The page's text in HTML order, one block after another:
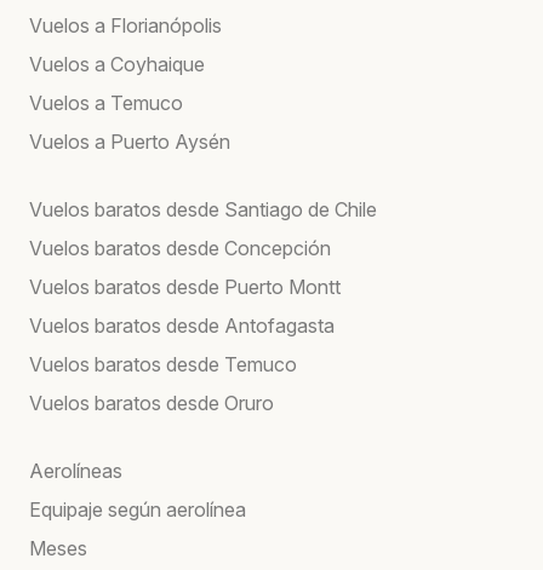
Vuelos a Florianópolis
Vuelos a Coyhaique
Vuelos a Temuco
Vuelos a Puerto Aysén
Vuelos baratos desde Santiago de Chile
Vuelos baratos desde Concepción
Vuelos baratos desde Puerto Montt
Vuelos baratos desde Antofagasta
Vuelos baratos desde Temuco
Vuelos baratos desde Oruro
Aerolíneas
Equipaje según aerolínea
Meses